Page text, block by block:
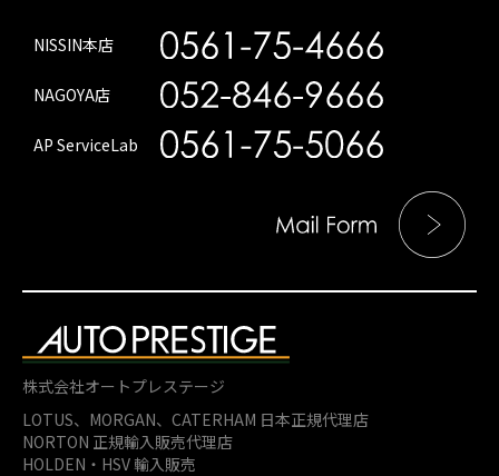
NISSIN本店
NAGOYA店
AP ServiceLab
株式会社オートプレステージ
LOTUS、MORGAN、 CATERHAM 日本正規代理店
NORTON 正規輸入販売代理店
HOLDEN・HSV 輸入販売